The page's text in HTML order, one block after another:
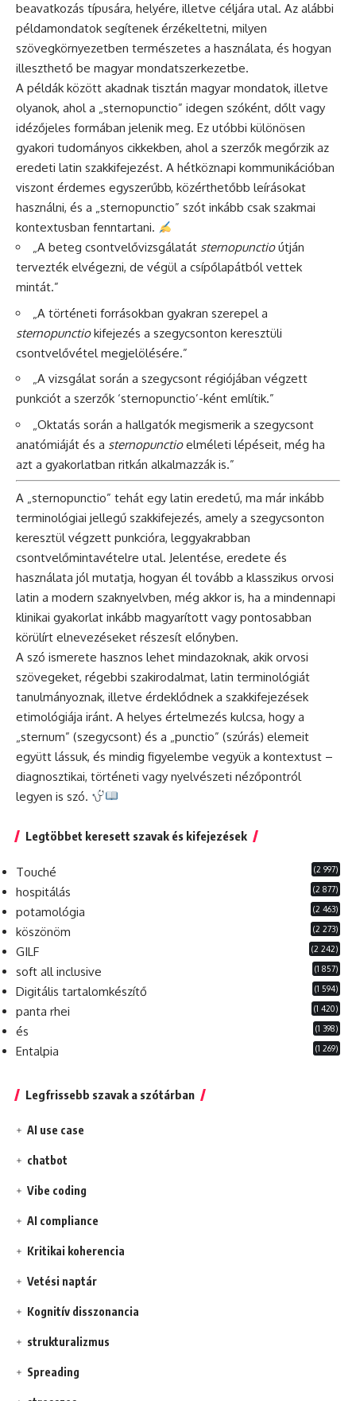
beavatkozás típusára, helyére, illetve céljára utal. Az alábbi
példamondatok segítenek érzékeltetni, milyen
szövegkörnyezetben természetes a használata, és hogyan
illeszthető be magyar mondatszerkezetbe.
A példák között akadnak tisztán magyar mondatok, illetve
olyanok, ahol a „sternopunctio” idegen szóként, dőlt vagy
idézőjeles formában jelenik meg. Ez utóbbi különösen
gyakori tudományos cikkekben, ahol a szerzők megőrzik az
eredeti latin szakkifejezést. A hétköznapi kommunikációban
viszont érdemes egyszerűbb, közérthetőbb leírásokat
használni, és a „sternopunctio” szót inkább csak szakmai
kontextusban fenntartani.
„A beteg csontvelővizsgálatát sternopunctioútján
tervezték elvégezni, de végül a csípőlapátból vettek
mintát.”
„A történeti forrásokban gyakran szerepel a
sternopunctiokifejezés a szegycsonton keresztüli
csontvelővétel megjelölésére.”
„A vizsgálat során a szegycsont régiójában végzett
punkciót a szerzők ‘sternopunctio’-ként említik.”
„Oktatás során a hallgatók megismerik a szegycsont
anatómiáját és a sternopunctioelméleti lépéseit, még ha
azt a gyakorlatban ritkán alkalmazzák is.”
A „sternopunctio” tehát egy latin eredetű, ma már inkább
terminológiai jellegű szakkifejezés, amely a szegycsonton
keresztül végzett punkcióra, leggyakrabban
csontvelőmintavételre utal. Jelentése, eredete és
használata jól mutatja, hogyan él tovább a klasszikus orvosi
latin a modern szaknyelvben, még akkor is, ha a mindennapi
klinikai gyakorlat inkább magyarított vagy pontosabban
körülírt elnevezéseket részesít előnyben.
A szó ismerete hasznos lehet mindazoknak, akik orvosi
szövegeket, régebbi szakirodalmat, latin terminológiát
tanulmányoznak, illetve érdeklődnek a szakkifejezések
etimológiája iránt. A helyes értelmezés kulcsa, hogy a
„sternum” (szegycsont) és a „punctio” (szúrás) elemeit
együtt lássuk, és mindig figyelembe vegyük a kontextust –
diagnosztikai, történeti vagy nyelvészeti nézőpontról
legyen is szó.
Legtöbbet keresett szavak és kifejezések
Touché (2 997)
hospitálás (2 877)
potamológia (2 463)
köszönöm (2 273)
GILF (2 242)
soft all inclusive (1 857)
Digitális tartalomkészítő (1 594)
panta rhei (1 420)
és (1 398)
Entalpia (1 269)
Legfrissebb szavak a szótárban
AI use case
chatbot
Vibe coding
AI compliance
Kritikai koherencia
Vetési naptár
Kognitív disszonancia
strukturalizmus
Spreading